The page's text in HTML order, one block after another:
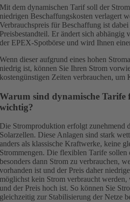
Mit dem dynamischen Tarif soll der
niedrigen Beschaffungskosten verlagert
Verbrauchspreis für Beschaffung ist
Preisbestandteil. Er ändert sich abhängig
der EPEX-Spotbörse und wird Ihnen
Wenn dieser aufgrund eines hohen
niedrig ist, können Sie Ihren Strom
kostengünstigen Zeiten verbrauchen, um
Warum sind dynamische Tarife
wichtig?
Die Stromproduktion erfolgt zunehmend
Solarzellen. Diese Anlagen sind stark
anders als klassische Kraftwerke, keine
Strommengen. Die flexiblen Tarife sollen
besonders dann Strom zu verbrauchen,
vorhanden ist und der Preis daher
möglichst kein Strom verbraucht
und der Preis hoch ist. So können Sie
gleichzeitig zur Stabilisierung der Netze